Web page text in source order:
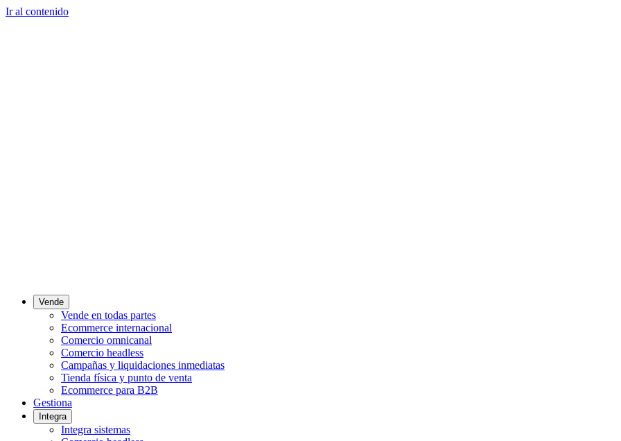
Ir al contenido
Vende
Vende en todas partes
Ecommerce internacional
Comercio omnicanal
Comercio headless
Campañas y liquidaciones inmediatas
Tienda física y punto de venta
Ecommerce para B2B
Gestiona
Integra
Integra sistemas